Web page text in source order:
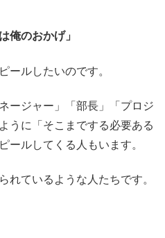
俺のおかげ」
ールしたいのです。
ージャー」「部長」「プロジ
うに「そこまでする必要ある
ールしてくる人もいます。
れているような人たちです。